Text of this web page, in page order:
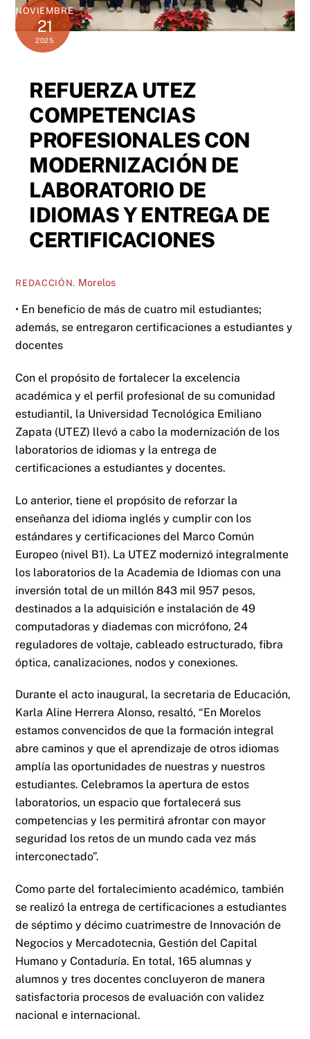
NOVIEMBRE
21
2025
REFUERZA UTEZ
COMPETENCIAS
PROFESIONALES CON
MODERNIZACIÓN DE
LABORATORIO DE
IDIOMAS Y ENTREGA DE
CERTIFICACIONES
REDACCIÓN. Morelos
• En beneficio de más de cuatro mil estudiantes;
además, se entregaron certificaciones a estudiantes y
docentes
Con el propósito de fortalecer la excelencia
académica y el perfil profesional de su comunidad
estudiantil, la Universidad Tecnológica Emiliano
Zapata (UTEZ) llevó a cabo la modernización de los
laboratorios de idiomas y la entrega de
certificaciones a estudiantes y docentes.
Lo anterior, tiene el propósito de reforzar la
enseñanza del idioma inglés y cumplir con los
estándares y certificaciones del Marco Común
Europeo (nivel B1). La UTEZ modernizó integralmente
los laboratorios de la Academia de Idiomas con una
inversión total de un millón 843 mil 957 pesos,
destinados a la adquisición e instalación de 49
computadoras y diademas con micrófono, 24
reguladores de voltaje, cableado estructurado, fibra
óptica, canalizaciones, nodos y conexiones.
Durante el acto inaugural, la secretaria de Educación,
Karla Aline Herrera Alonso, resaltó, “En Morelos
estamos convencidos de que la formación integral
abre caminos y que el aprendizaje de otros idiomas
amplía las oportunidades de nuestras y nuestros
estudiantes. Celebramos la apertura de estos
laboratorios, un espacio que fortalecerá sus
competencias y les permitirá afrontar con mayor
seguridad los retos de un mundo cada vez más
interconectado”.
Como parte del fortalecimiento académico, también
se realizó la entrega de certificaciones a estudiantes
de séptimo y décimo cuatrimestre de Innovación de
Negocios y Mercadotecnia, Gestión del Capital
Humano y Contaduría. En total, 165 alumnas y
alumnos y tres docentes concluyeron de manera
satisfactoria procesos de evaluación con validez
nacional e internacional.